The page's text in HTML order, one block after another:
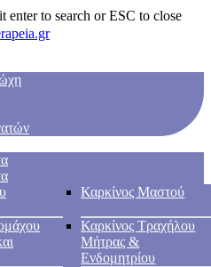
enter to search or ESC to close
Καρκίνος Μαστού
Καρκίνος Τραχήλου
Μήτρας &
Ενδομητρίου